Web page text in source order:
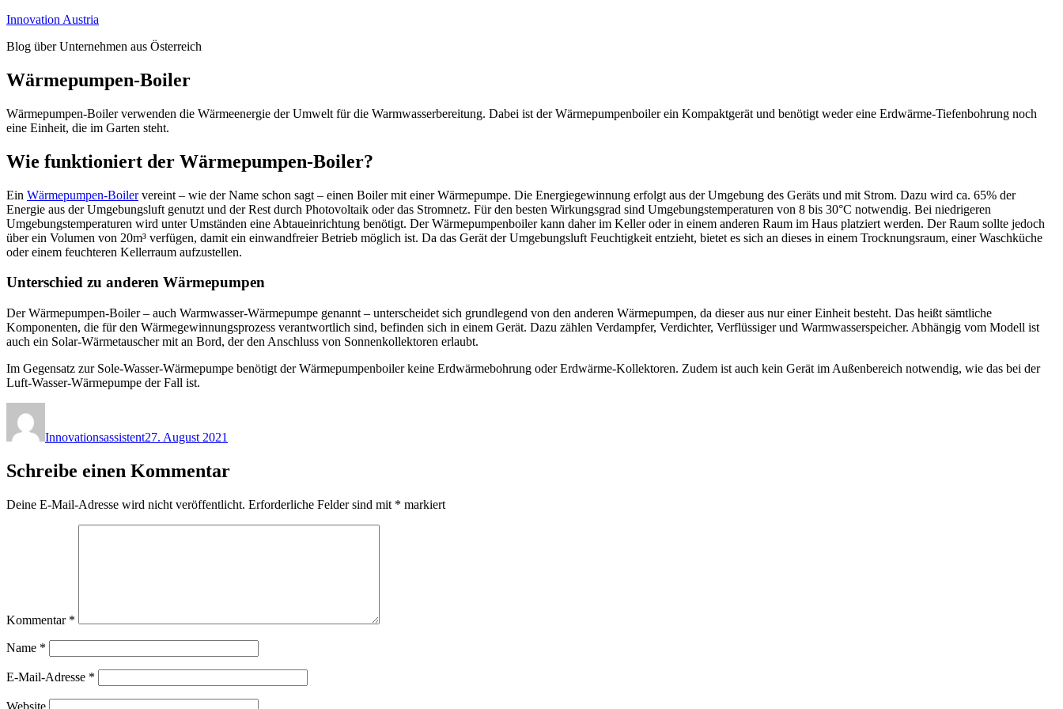
Zum
springen
Innovation Austria
Blog über Unternehmen aus Österreich
Wärmepumpen-Boiler
Wärmepumpen-Boiler verwenden die Wärmeenergie der Umwelt für die Warmwasserbereitung. Dabei ist der Wärmepumpenboiler ein Kompaktgerät und benötigt weder eine Erdwärme-Tiefenbohrung noch
eine Einheit, die im Garten steht.
Wie funktioniert der Wärmepumpen-Boiler?
Ein Wärmepumpen-Boilervereint – wie der Name schon sagt – einen Boiler mit einer Wärmepumpe. Die Energiegewinnung erfolgt aus der Umgebung des Geräts und mit Strom. Dazu wird ca. 65% der
Energie aus der Umgebungsluft genutzt und der Rest durch Photovoltaik oder das Stromnetz. Für den besten Wirkungsgrad sind Umgebungstemperaturen von 8 bis 30°C notwendig. Bei niedrigeren
Umgebungstemperaturen wird unter Umständen eine Abtaueinrichtung benötigt. Der Wärmepumpenboiler kann daher im Keller oder in einem anderen Raum im Haus platziert werden. Der Raum sollte jedoch
über ein Volumen von 20m³ verfügen, damit ein einwandfreier Betrieb möglich ist. Da das Gerät der Umgebungsluft Feuchtigkeit entzieht, bietet es sich an dieses in einem Trocknungsraum, einer Waschküche
oder einem feuchteren Kellerraum aufzustellen.
Unterschied zu anderen Wärmepumpen
Der Wärmepumpen-Boiler – auch Warmwasser-Wärmepumpe genannt – unterscheidet sich grundlegend von den anderen Wärmepumpen, da dieser aus nur einer Einheit besteht. Das heißt sämtliche
Komponenten, die für den Wärmegewinnungsprozess verantwortlich sind, befinden sich in einem Gerät. Dazu zählen Verdampfer, Verdichter, Verflüssiger und Warmwasserspeicher. Abhängig vom Modell ist
auch ein Solar-Wärmetauscher mit an Bord, der den Anschluss von Sonnenkollektoren erlaubt.
Im Gegensatz zur Sole-Wasser-Wärmepumpe benötigt der Wärmepumpenboiler keine Erdwärmebohrung oder Erdwärme-Kollektoren. Zudem ist auch kein Gerät im Außenbereich notwendig, wie das bei der
Luft-Wasser-Wärmepumpe der Fall ist.
Innovationsassistent27. August 2021
Schreibe einen Kommentar
Deine E-Mail-Adresse wird nicht veröffentlicht. Erforderliche Felder sind mit * markiert
Kommentar *
Name *
E-Mail-Adresse *
Website